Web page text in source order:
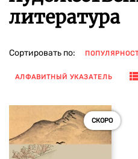
литература
Сортировать по:
АЛФАВИТНЫЙ УКАЗАТЕЛЬ
СКОРО